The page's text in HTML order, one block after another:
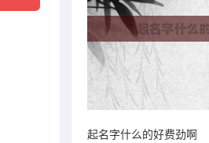
起名字什么的好费劲啊